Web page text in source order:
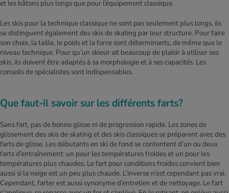
et les bâtons plus longs que pour l’équipement classique.
Les skis pour la technique classique ne sont pas seulement plus longs, ils
se distinguent également des skis de skating par leur structure. Pour faire
son choix, la taille, le poids et la force sont déterminants, de même que le
niveau technique. Pour qu’un skieur ait beaucoup de plaisir à utiliser ses
skis, ils doivent être adaptés à sa morphologie et à ses capacités. Les
conseils de spécialistes sont indispensables.
Que faut-il savoir sur les différents farts?
Sans fart, pas de bonne glisse ni de progression rapide. Les zones de
glissement des skis de skating et des skis classiques se préparent avec des
farts de glisse. Les débutants en ski de fond se contentent d’un ou deux
farts d’entraînement: un pour les températures froides et un pour les
températures plus chaudes. Le fart pour conditions froides convient bien
aussi si la neige est un peu plus chaude. L’inverse n’est cependant pas vrai.
Cependant, farter est aussi synonyme d’entretien et de nettoyage. Le fart